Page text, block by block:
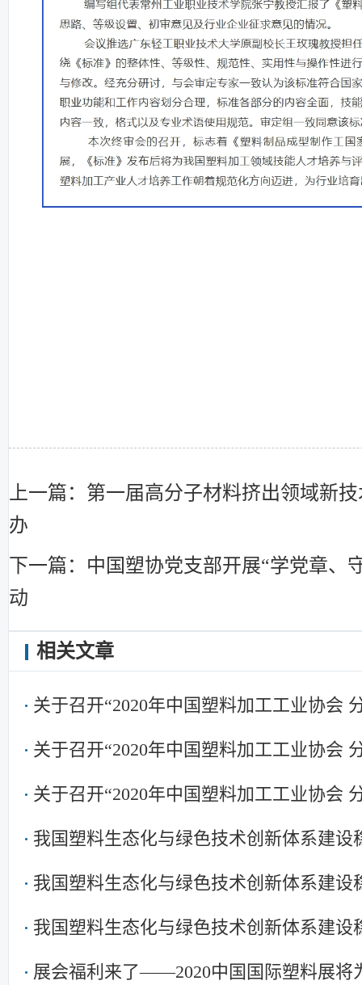
上一篇：第一届高分子材料挤出领域新
办
下一篇：中国塑协党支部开展“学党章、
动
相关文章
关于召开“2020年中国塑料加工工业协会
关于召开“2020年中国塑料加工工业协会
关于召开“2020年中国塑料加工工业协会
我国塑料生态化与绿色技术创新体系建设
我国塑料生态化与绿色技术创新体系建设
我国塑料生态化与绿色技术创新体系建设
展会福利来了——2020中国国际塑料展将